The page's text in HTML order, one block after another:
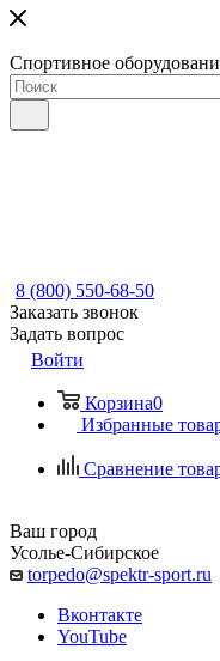
Спортивное
8 (800) 550-68-50
Заказать звонок
Задать вопрос
Войти
Корзина0
Избранные
Сравнение
Ваш город
Усолье-Сибирское
torpedo@spektr-sport.ru
Вконтакте
YouTube